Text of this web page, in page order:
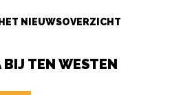
NIEUWSOVERZICHT
TEN WESTEN